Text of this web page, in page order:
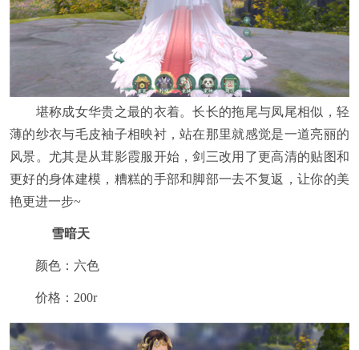
堪称成女华贵之最的衣着。长长的拖尾与凤尾相似，轻
薄的纱衣与毛皮袖子相映衬，站在那里就感觉是一道亮丽的
风景。尤其是从茸影霞服开始，剑三改用了更高清的贴图和
更好的身体建模，糟糕的手部和脚部一去不复返，让你的美
艳更进一步~
雪暗天
颜色：六色
价格：200r